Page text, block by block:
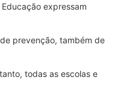
expressam
prevenção, também de
todas as escolas e